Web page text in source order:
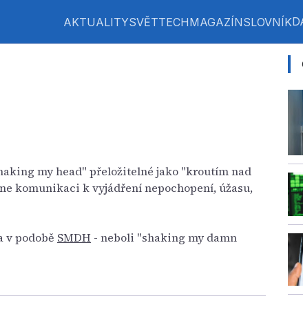
AKTUALITYSVĚTTECHMAGAZÍNSLOVNÍK
my head" přeložitelné jako "kroutím nad
komunikaci k vyjádření nepochopení, úžasu,
v podobě SMDH - neboli "shaking my damn